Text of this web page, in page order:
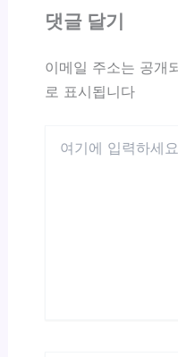
댓글 달기
이메일 주소는 공개
로 표시됩니다